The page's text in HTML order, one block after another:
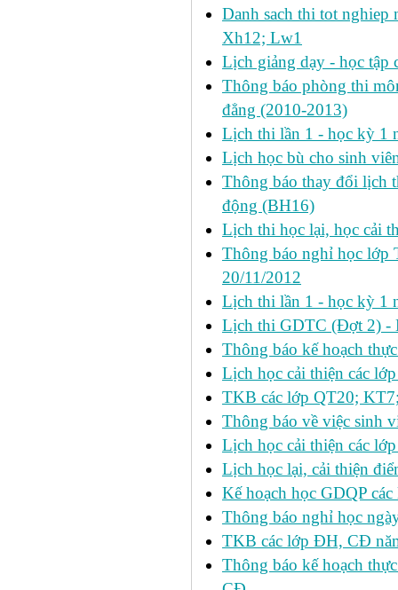
Danh sach thi tot
Xh12; Lw1
Lịch giảng dạy - học tập
Thông báo phòng thi
đẳng (2010-2013)
Lịch thi lần 1 - học kỳ 1
Lịch học bù cho sinh
Thông báo thay đổi lịch
động (BH16)
Lịch thi học lại, học cải
Thông báo nghỉ học lớp
20/11/2012
Lịch thi lần 1 - học kỳ 1
Lịch thi GDTC (Đợt 2) -
Thông báo kế hoạch
Lịch học cải thiện các
TKB các lớp QT20;
Thông báo về việc sinh
Lịch học cải thiện các
Lịch học lại, cải thiện
Kế hoạch học GDQP
Thông báo nghỉ học
TKB các lớp ĐH, CĐ
Thông báo kế hoạch